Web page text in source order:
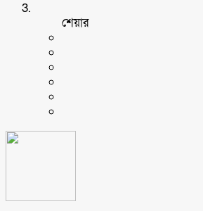
শেয়ার